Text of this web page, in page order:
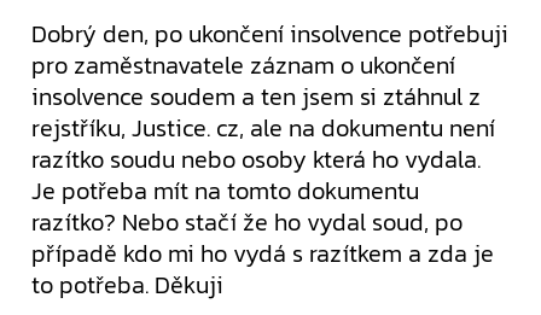
Dobrý den, po ukončení insolvence potřebuji
pro zaměstnavatele záznam o ukončení
insolvence soudem a ten jsem si ztáhnul z
rejstříku, Justice. cz, ale na dokumentu není
razítko soudu nebo osoby která ho vydala.
Je potřeba mít na tomto dokumentu
razítko? Nebo stačí že ho vydal soud, po
případě kdo mi ho vydá s razítkem a zda je
to potřeba. Děkuji